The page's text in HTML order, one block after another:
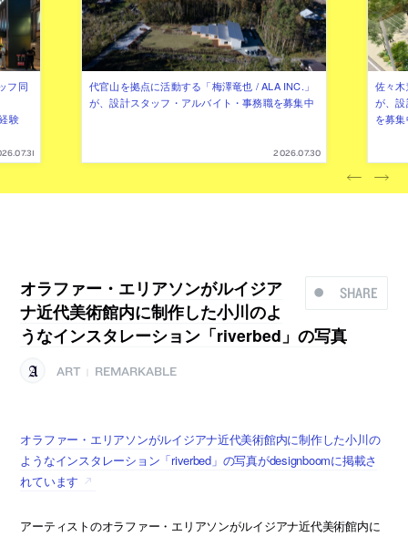
フ同
験
代官山を拠点に活動する「梅澤竜也 / ALA INC.」
が、設計スタッフ・アルバイト・事務職を募集中
2026.07.30
佐々
が、
を募
SHARE
オラファー・エリアソンがルイジア
ナ近代美術館内に制作した小川のよ
うなインスタレーション「riverbed」の写真
ART REMARKABLE
オラファー・エリアソンがルイジアナ近代美術館内に制作した小川の
ようなインスタレーション「riverbed」の写真がdesignboomに掲載さ
れています
アーティストのオラファー・エリアソンがルイジアナ近代美術館内に